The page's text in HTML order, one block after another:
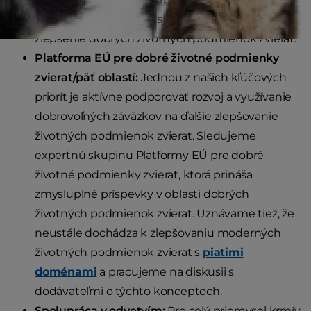
dodávateľmi, aby sme spoločne zabezpečili
zlepšenie dobrých životných podmienok zvierat.
Platforma EÚ pre dobré životné podmienky
zvierat/päť oblastí: Jednou z našich kľúčových
priorít je aktívne podporovať rozvoj a využívanie
dobrovoľných záväzkov na ďalšie zlepšovanie
životných podmienok zvierat. Sledujeme
expertnú skupinu Platformy EÚ pre dobré
životné podmienky zvierat, ktorá prináša
zmysluplné príspevky v oblasti dobrých
životných podmienok zvierat. Uznávame tiež, že
neustále dochádza k zlepšovaniu moderných
životných podmienok zvierat s piatimi
doménami a pracujeme na diskusii s
dodávateľmi o týchto konceptoch.